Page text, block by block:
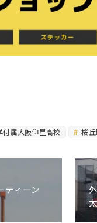
付属大阪仰星高校 桜
ティーン